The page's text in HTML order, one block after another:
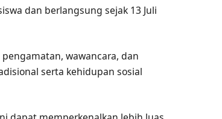
dan berlangsung sejak 13 Juli
wawancara, dan
serta kehidupan sosial